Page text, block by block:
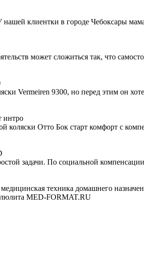
нашей клиентки в городе Чебоксары
может сложиться так, что
Vermeiren 9300, но перед этим он
интро
коляски Отто Бок старт комфорт с
задачи. По социальной
техника домашнего
MED-FORMAT.RU